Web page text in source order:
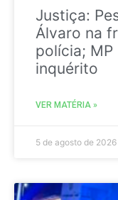
Justiça:
Álvaro na
polícia; MP
inquérito
VER MATÉRIA »
5 de agosto de 2026